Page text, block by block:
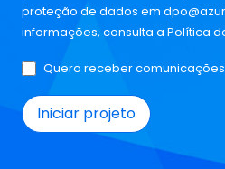
proteção de dados em
informações, consulta a Política
Quero receber